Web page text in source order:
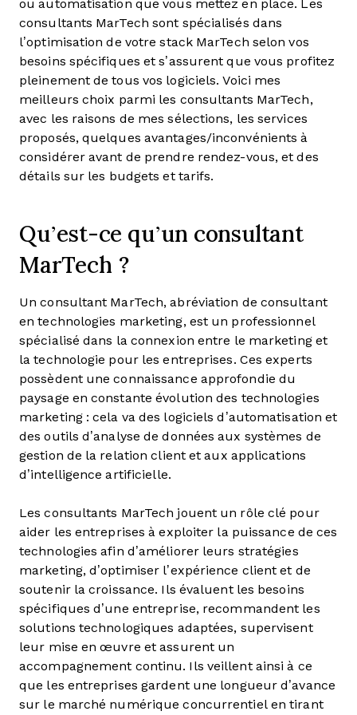
ou automatisation que vous mettez en place. Les
consultants MarTech sont spécialisés dans
l’optimisation de votre stack MarTech selon vos
besoins spécifiques et s’assurent que vous profitez
pleinement de tous vos logiciels. Voici mes
meilleurs choix parmi les consultants MarTech,
avec les raisons de mes sélections, les services
proposés, quelques avantages/inconvénients à
considérer avant de prendre rendez-vous, et des
détails sur les budgets et tarifs.
Qu’est-ce qu’un consultant
MarTech ?
Un consultant MarTech, abréviation de consultant
en technologies marketing, est un professionnel
spécialisé dans la connexion entre le marketing et
la technologie pour les entreprises. Ces experts
possèdent une connaissance approfondie du
paysage en constante évolution des technologies
marketing : cela va des logiciels d’automatisation et
des outils d’analyse de données aux systèmes de
gestion de la relation client et aux applications
d’intelligence artificielle.
Les consultants MarTech jouent un rôle clé pour
aider les entreprises à exploiter la puissance de ces
technologies afin d’améliorer leurs stratégies
marketing, d’optimiser l’expérience client et de
soutenir la croissance. Ils évaluent les besoins
spécifiques d’une entreprise, recommandent les
solutions technologiques adaptées, supervisent
leur mise en œuvre et assurent un
accompagnement continu. Ils veillent ainsi à ce
que les entreprises gardent une longueur d’avance
sur le marché numérique concurrentiel en tirant